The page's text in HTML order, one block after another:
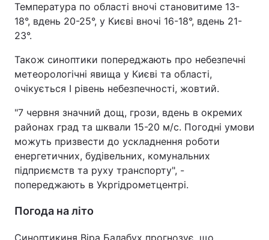
Температура по області вночі становитиме 13-
18°, вдень 20-25°, у Києві вночі 16-18°, вдень 21-
23°.
Також синоптики попереджають про небезпечні
метеорологічні явища у Києві та області,
очікується І рівень небезпечності, жовтий.
"7 червня значний дощ, грози, вдень в окремих
районах град та шквали 15-20 м/с. Погодні умови
можуть призвести до ускладнення роботи
енергетичних, будівельних, комунальних
підприємств та руху транспорту", -
попереджають в Укргідрометцентрі.
Погода на літо
Синоптикиня Віра Балабух прогнозує, що